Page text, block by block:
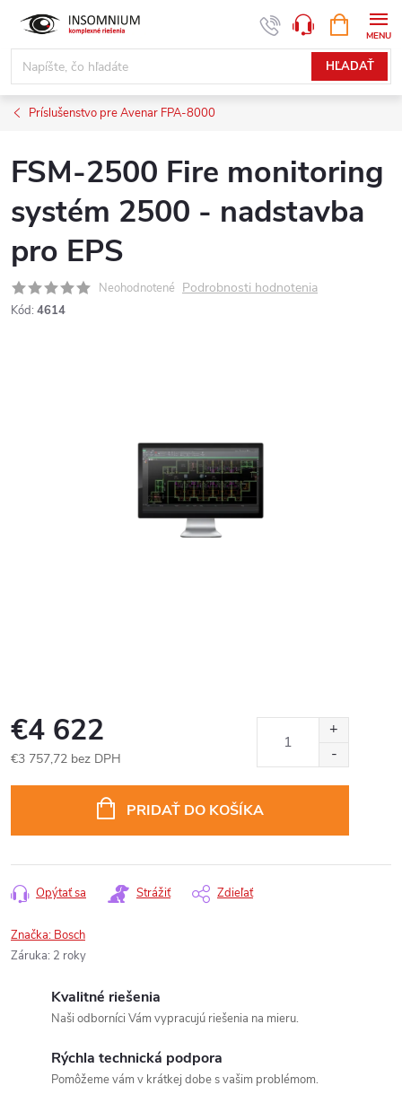
obsah
HĽADAŤ
KOŠÍK
Príslušenstvo pre Avenar FPA-8000
FSM-2500 Fire monitoring
systém 2500 - nadstavba
pro EPS
Neohodnotené Podrobnosti hodnotenia
Kód: 4614
€4 622
€3 757,72 bez DPH
PRIDAŤ DO KOŠÍKA
Opýtať sa Strážiť Zdieľať
Značka: Bosch
Záruka: 2 roky
Kvalitné riešenia
Naši odborníci Vám vypracujú riešenia na mieru.
Rýchla technická podpora
Pomôžeme vám v krátkej dobe s vašim problémom.
www.insomnium.sk - Chat